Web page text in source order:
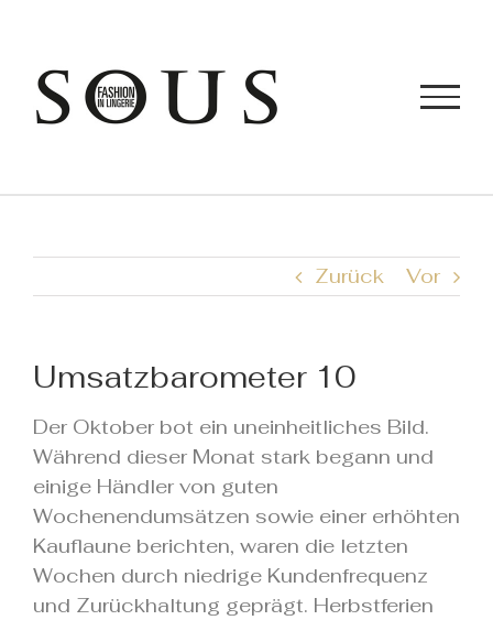
springen
Zurück Vor
Umsatzbarometer 10
Der Oktober bot ein uneinheitliches Bild.
Während dieser Monat stark begann und
einige Händler von guten
Wochenendumsätzen sowie einer erhöhten
Kauflaune berichten, waren die letzten
Wochen durch niedrige Kundenfrequenz
und Zurückhaltung geprägt. Herbstferien